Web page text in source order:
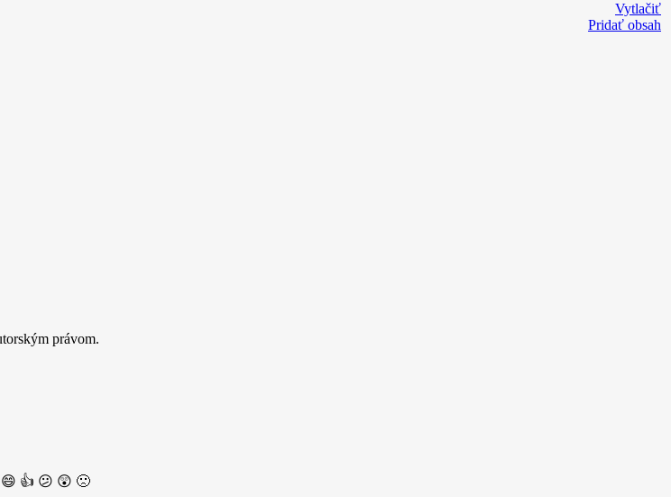
Vytlačiť
Pridať obsah
právom.
😄 👍 😕 😲 🙁